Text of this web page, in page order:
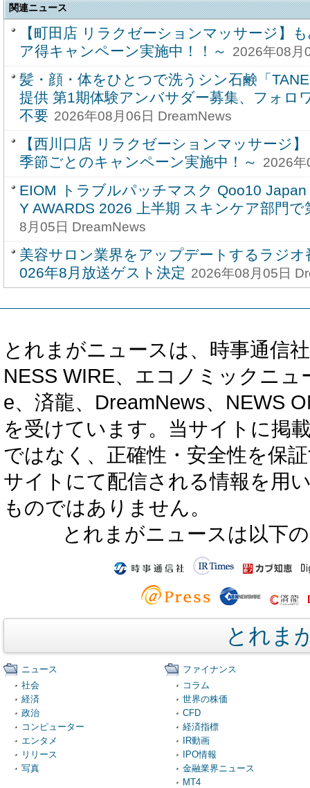
関連ニュース
【町田店 リラクゼーションマッサージ】
ア得キャンペーン実施中！！～
2026年08月
髪・顔・体をひとつで洗うシン石鹸「
提供 第1期体験アンバサダー募集、フォロ
不要 2026年08月06日 DreamNews
【西川口店 リラクゼーションマッサージ
季節ごとのキャンペーン実施中！～
2026
EIOM トラブルパッチマスク Qoo10 Japan
Y AWARDS 2026 上半期 スキンケア部門で
8月05日 DreamNews
美容サロン業界をアップデートするラジ
026年8月放送ゲスト決定 2026年08月05日
とれまがニュースは、時事通信
NESS WIRE、エコノミックニ
e、済龍、DreamNews、NEWS
を受けています。当サイトに掲
ではなく、正確性・安全性を保
サイトにて配信される情報を用
ものではありません。
とれまがニュースは以下
とれま
ニュース
社会
経済
政治
コンピューター
エンタメ
リリース
写真
ファイナンス
コラム
世界の株価
CFD
経済指標
IR動画
IPO情報
金融業界ニュース
MT4